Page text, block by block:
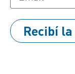
Recibí